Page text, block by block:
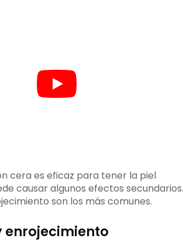
cera es eficaz para tener la piel
causar algunos efectos secundarios.
son los más comunes.
enrojecimiento